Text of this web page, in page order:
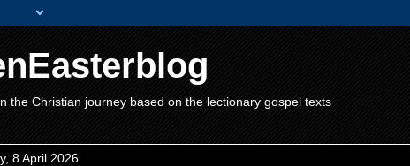
the Christian journey based on the lectionary gospel texts
8 April 2026